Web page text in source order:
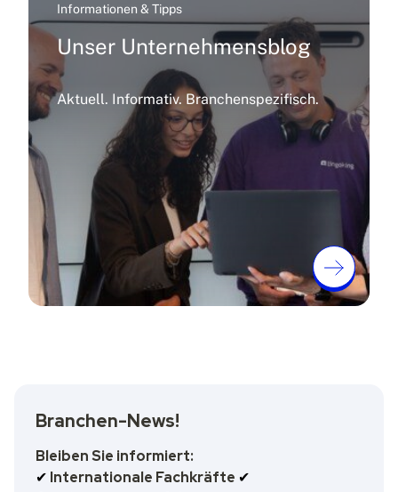
Informationen & Tipps
Unser Unternehmensblog
Aktuell. Informativ. Branchenspezifisch.